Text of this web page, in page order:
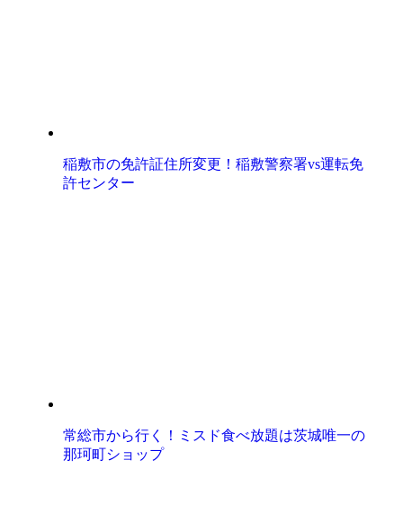
稲敷市の免許証住所変更！稲敷警察署vs運転免
許センター
常総市から行く！ミスド食べ放題は茨城唯一の
那珂町ショップ